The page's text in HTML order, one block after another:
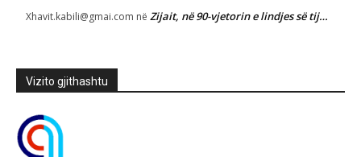
Xhavit.kabili@gmai.com në Zijait, në 90-vjetorin e lindjes së tij…
Vizito gjithashtu